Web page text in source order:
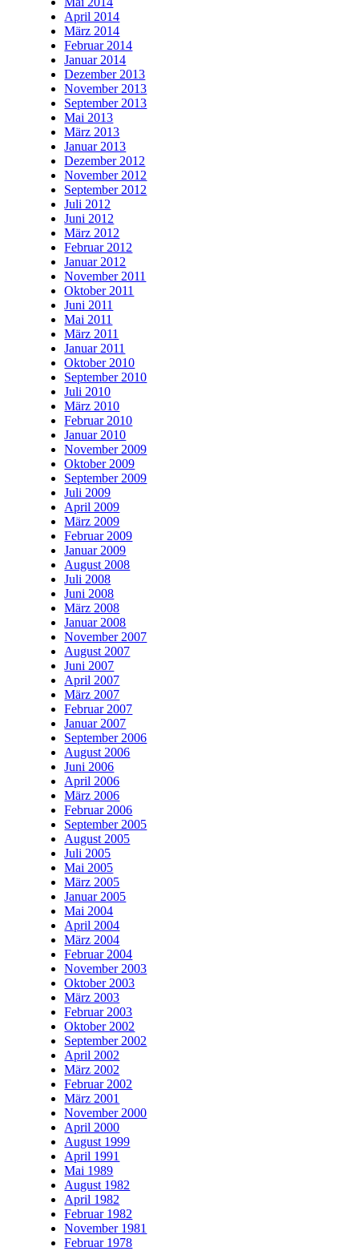
April 2014
März 2014
Februar 2014
Januar 2014
Dezember 2013
November 2013
September 2013
Mai 2013
März 2013
Januar 2013
Dezember 2012
November 2012
September 2012
Juli 2012
Juni 2012
März 2012
Februar 2012
Januar 2012
November 2011
Oktober 2011
Juni 2011
Mai 2011
März 2011
Januar 2011
Oktober 2010
September 2010
Juli 2010
März 2010
Februar 2010
Januar 2010
November 2009
Oktober 2009
September 2009
Juli 2009
April 2009
März 2009
Februar 2009
Januar 2009
August 2008
Juli 2008
Juni 2008
März 2008
Januar 2008
November 2007
August 2007
Juni 2007
April 2007
März 2007
Februar 2007
Januar 2007
September 2006
August 2006
Juni 2006
April 2006
März 2006
Februar 2006
September 2005
August 2005
Juli 2005
Mai 2005
März 2005
Januar 2005
Mai 2004
April 2004
März 2004
Februar 2004
November 2003
Oktober 2003
März 2003
Februar 2003
Oktober 2002
September 2002
April 2002
März 2002
Februar 2002
März 2001
November 2000
April 2000
August 1999
April 1991
Mai 1989
August 1982
April 1982
Februar 1982
November 1981
Februar 1978